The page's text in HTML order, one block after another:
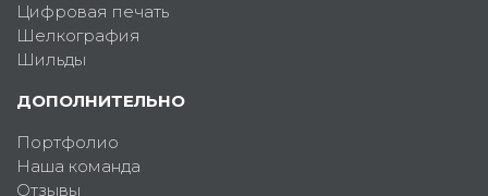
Цифровая печать
Шелкография
Шильды
ДОПОЛНИТЕЛЬНО
Портфолио
Наша команда
Отзывы